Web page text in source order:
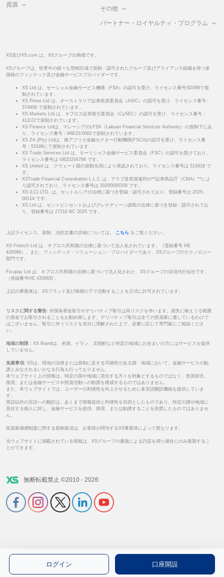
資源
その他
パートナー・ロイヤルティ・プログラム
XS及びXS.com は、XSグループの商標です。
XSグループは、世界中の様々な管轄区域で規制・認可されたグループ及びアライアンス組織を持つ多
国籍のフィンテック及び金融サービスプロバイダーです。
XS Ltd は、セーシェル金融サービス機構（FSA）の認可を受け、ライセンス番号SD089で規
制されています。
XS Prime Ltd は、オーストラリア証券投資委員会（ASIC）の認可を受け、ライセンス番号:
374409 で規制されています。
XS Markets Ltd は、キプロス証券取引委員会（CySEC）の認可を受け、ライセンス番号：
412/22で規制されています。
XS Finance Ltdは、マレーシアのLFSA（Labuan Financial Services Authority）の規制下にあ
り、ライセンス番号：MB/21/0081で規制されています。
XS ZA (Pty) Ltdは、南アフリカ金融セクター行動機構(FSCA)の認可を受け、ライセンス番
号：53199にて規制されています
XS Trade Services Ltd は、モーリシャス金融サービス委員会（FSC）の認可を受けており、
ライセンス番号は GB25204786 です。
XS United は、クウェート国の規制当局により承認されており、ライセンス番号は 513918 で
す。
XSTrade Financial Consultation L.L.C は、アラブ首長国連邦の**証券商品庁（CMA）**によ
り認可されており、ライセンス番号は 20200000339 です。
XS (LC) LTD. は、セントルシアの法律に基づき登録・認可されており、登録番号は 2025-
00114 です。
XS Ltd は、セントビンセントおよびグレナディーン諸島の法律に基づき登録・認可されてお
り、登録番号は 27216 BC 2025 です。
上記ライセンス、規制、法的文書の詳細については、 こちら をご覧ください。
XS Fintech Ltd は、キプロス共和国の法律に基づいて法人化されています。（登録番号 HE
426566）。また、フィンテック・ソリューション・プロバイダーであり、XSグループのテクノロジー
部門です。
Ficupay Ltd は、キプロス共和国の法律に基づいて法人化された、XSグループの決済代行会社です。
（登録番号HE 433983) 。
上記の事業体は、XSブランド及び商標の下で活動することを正式に許可されています。
リスクに関する警告: 外国為替金取引やデリバティブ取引は高リスクを伴います。損失に耐えうる範囲
の資金でお取引されることをお勧め致します。デリバティブ取引は全ての投資家に適しているわけで
はございません。取引に伴うリスクを充分に理解された上で、必要に応じて専門家にご相談くださ
い。
地域の制限 : XS Brandは、米国、イラン、北朝鮮など特定の地域にお住まいの方にはサービスを提供
していません。
免責事項: XSは、現地の法律または規制に反する可能性がある国・地域において、金融サービスの勧
誘とみなされるいかなる行為も行っておりません。
本ウェブサイト上の情報は、特定の国や地域に居住する方々を対象とするものではなく、投資助言、
推奨、または金融サービスや投資活動への勧誘を構成するものではありません。
また、本ウェブサイトでは、ユーザーの利便性を向上させるために多言語翻訳機能を提供していま
す。
英語以外の言語への翻訳は、あくまで情報提供と利便性を目的としたものであり、特定の国や地域に
居住する個人に対し、金融サービスを提供、推奨、または勧誘することを意図したものではありませ
ん。
投資家補償制度に関する規制条項は、お客様が関与するXS事業体によって異なります。
当ウェブサイトに掲載されている情報は、XSグループの書面による許諾を得た場合にのみ複製するこ
とができます。
無断転載禁止 ©2010 - 2026
ログイン 口座開設